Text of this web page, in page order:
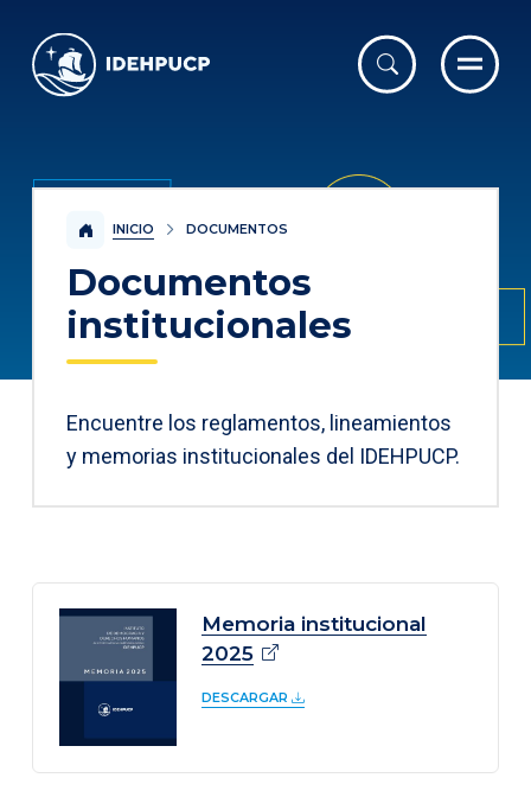
IDEHPUCP
INICIO DOCUMENTOS
Documentos
institucionales
Encuentre los reglamentos, lineamientos
y memorias institucionales del IDEHPUCP.
Memoria institucional
2025
DESCARGAR